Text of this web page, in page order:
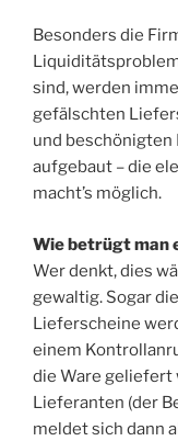
Besonders die
sind, werden
gefälschten
und beschönigten
aufgebaut – die
macht’s möglich.
Wie betrügt man
Wer denkt, dies
gewaltig. Sogar
Lieferscheine
einem
die Ware geliefert
Lieferanten (der
meldet sich dann